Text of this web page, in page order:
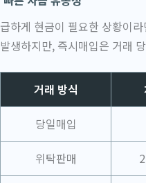
급하게 현금이 필요한 상황이
발생하지만, 즉시매입은 거래
거래 방식
당일매입
위탁판매